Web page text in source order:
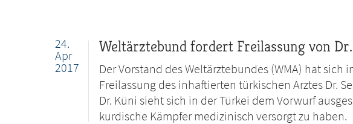
24.
Apr
2017
Weltärztebund fordert Freilassung von
Der Vorstand des Weltärztebundes (WMA) hat sich
Freilassung des inhaftierten türkischen Arztes Dr.
Dr. Küni sieht sich in der Türkei dem Vorwurf
kurdische Kämpfer medizinisch versorgt zu haben.